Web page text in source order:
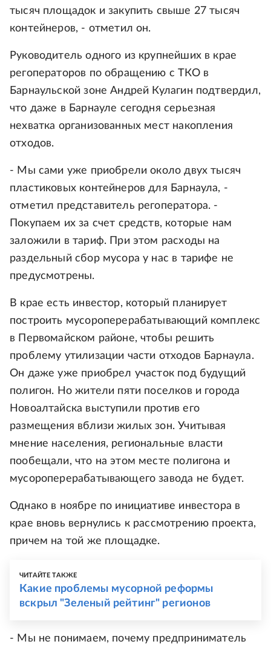
тысяч площадок и закупить свыше 27 тысяч
контейнеров, - отметил он.
Руководитель одного из крупнейших в крае
регоператоров по обращению с ТКО в
Барнаульской зоне Андрей Кулагин подтвердил,
что даже в Барнауле сегодня серьезная
нехватка организованных мест накопления
отходов.
- Мы сами уже приобрели около двух тысяч
пластиковых контейнеров для Барнаула, -
отметил представитель регоператора. -
Покупаем их за счет средств, которые нам
заложили в тариф. При этом расходы на
раздельный сбор мусора у нас в тарифе не
предусмотрены.
В крае есть инвестор, который планирует
построить мусороперерабатывающий комплекс
в Первомайском районе, чтобы решить
проблему утилизации части отходов Барнаула.
Он даже уже приобрел участок под будущий
полигон. Но жители пяти поселков и города
Новоалтайска выступили против его
размещения вблизи жилых зон. Учитывая
мнение населения, региональные власти
пообещали, что на этом месте полигона и
мусороперерабатывающего завода не будет.
Однако в ноябре по инициативе инвестора в
крае вновь вернулись к рассмотрению проекта,
причем на той же площадке.
ЧИТАЙТЕ ТАКЖЕ
Какие проблемы мусорной реформы
вскрыл "Зеленый рейтинг" регионов
- Мы не понимаем, почему предприниматель